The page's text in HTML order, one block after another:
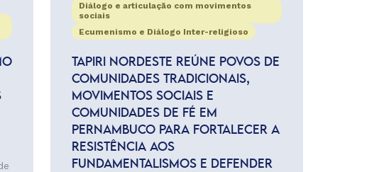
Diálogo e articulação com movimentos
sociais
Ecumenismo e Diálogo Inter-religioso
TAPIRI NORDESTE REÚNE POVOS DE
COMUNIDADES TRADICIONAIS,
MOVIMENTOS SOCIAIS E
COMUNIDADES DE FÉ EM
PERNAMBUCO PARA FORTALECER A
RESISTÊNCIA AOS
FUNDAMENTALISMOS E DEFENDER